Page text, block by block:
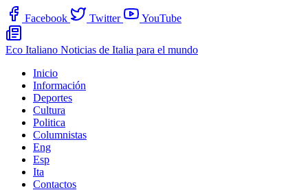
Facebook Twitter YouTube
Eco Italiano Noticias de Italia para el mundo
Inicio
Información
Deportes
Cultura
Politica
Columnistas
Eng
Esp
Ita
Contactos